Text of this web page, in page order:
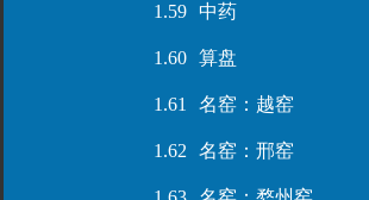
1.59 中药
1.60 算盘
1.61 名窑：越窑
1.62 名窑：邢窑